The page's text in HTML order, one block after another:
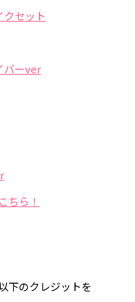
セット
バーver
ちら！
下のクレジットを